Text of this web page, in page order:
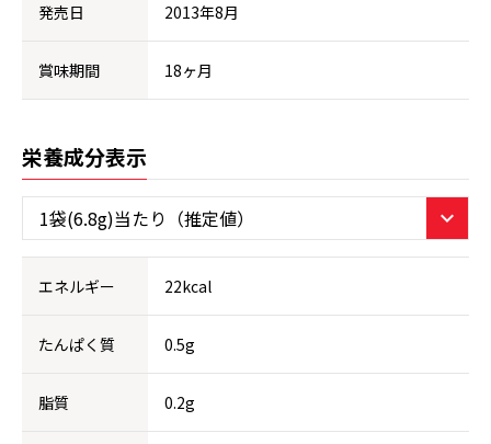
発売日 2013年8月
賞味期間 18ヶ月
栄養成分表示
エネルギー 22kcal
たんぱく質 0.5g
脂質 0.2g